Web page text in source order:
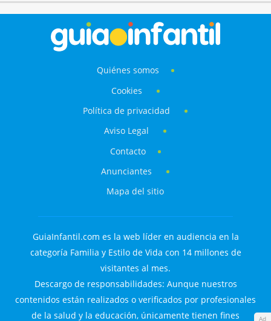
Ad
Quiénes somos
Cookies
Política de privacidad
Aviso Legal
Contacto
Anunciantes
Mapa del sitio
GuiaInfantil.com es la web líder en audiencia en la
categoría Familia y Estilo de Vida con 14 millones de
visitantes al mes.
Descargo de responsabilidades: Aunque nuestros
contenidos están realizados o verificados por profesionales
de la salud y la educación, únicamente tienen fines